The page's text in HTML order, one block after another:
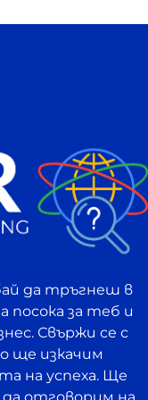
да тръгнеш в
посока за теб и
Свържи се с
ще изкачим
на успеха. Ще